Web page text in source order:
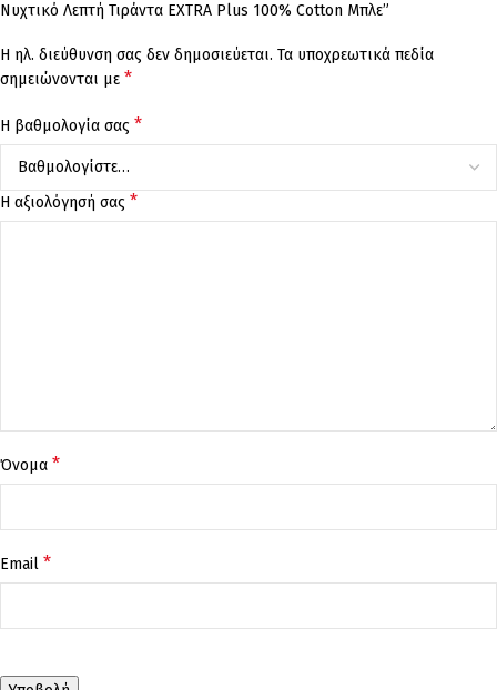
Νυχτικό Λεπτή Τιράντα EXTRA Plus 100% Cotton Μπλε”
Η ηλ. διεύθυνση σας δεν δημοσιεύεται. Τα υποχρεωτικά πεδία
σημειώνονται με *
Η βαθμολογία σας *
Η αξιολόγησή σας *
Όνομα *
Email *